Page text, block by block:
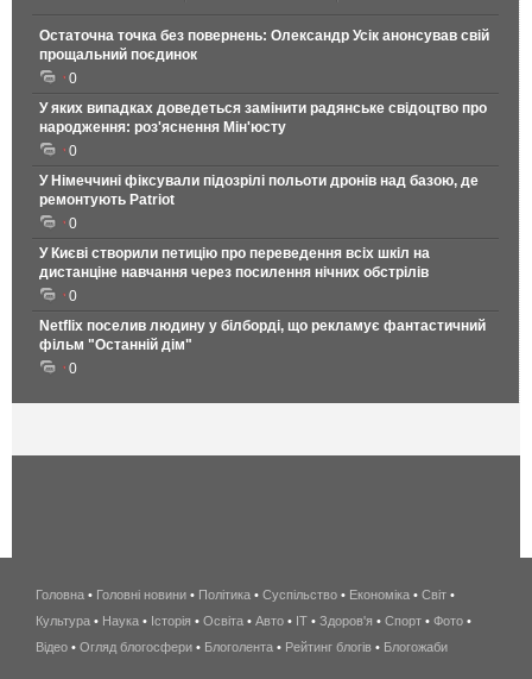
Остаточна точка без повернень: Олександр Усік анонсував свій
прощальний поєдинок
0
У яких випадках доведеться замінити радянське свідоцтво про
народження: роз'яснення Мін'юсту
0
У Німеччині фіксували підозрілі польоти дронів над базою, де
ремонтують Patriot
0
У Києві створили петицію про переведення всіх шкіл на
дистанціне навчання через посилення нічних обстрілів
0
Netflix поселив людину у білборді, що рекламує фантастичний
фільм "Останній дім"
0
беспроводной
интернет
киев
Головна • Головні новини • Політика • Суспільство • Економіка • Світ •
Культура • Наука • Історія • Освіта • Авто • IT • Здоров'я • Спорт • Фото •
Відео • Огляд блогосфери • Блоголента • Рейтинг блогів • Блогожаби